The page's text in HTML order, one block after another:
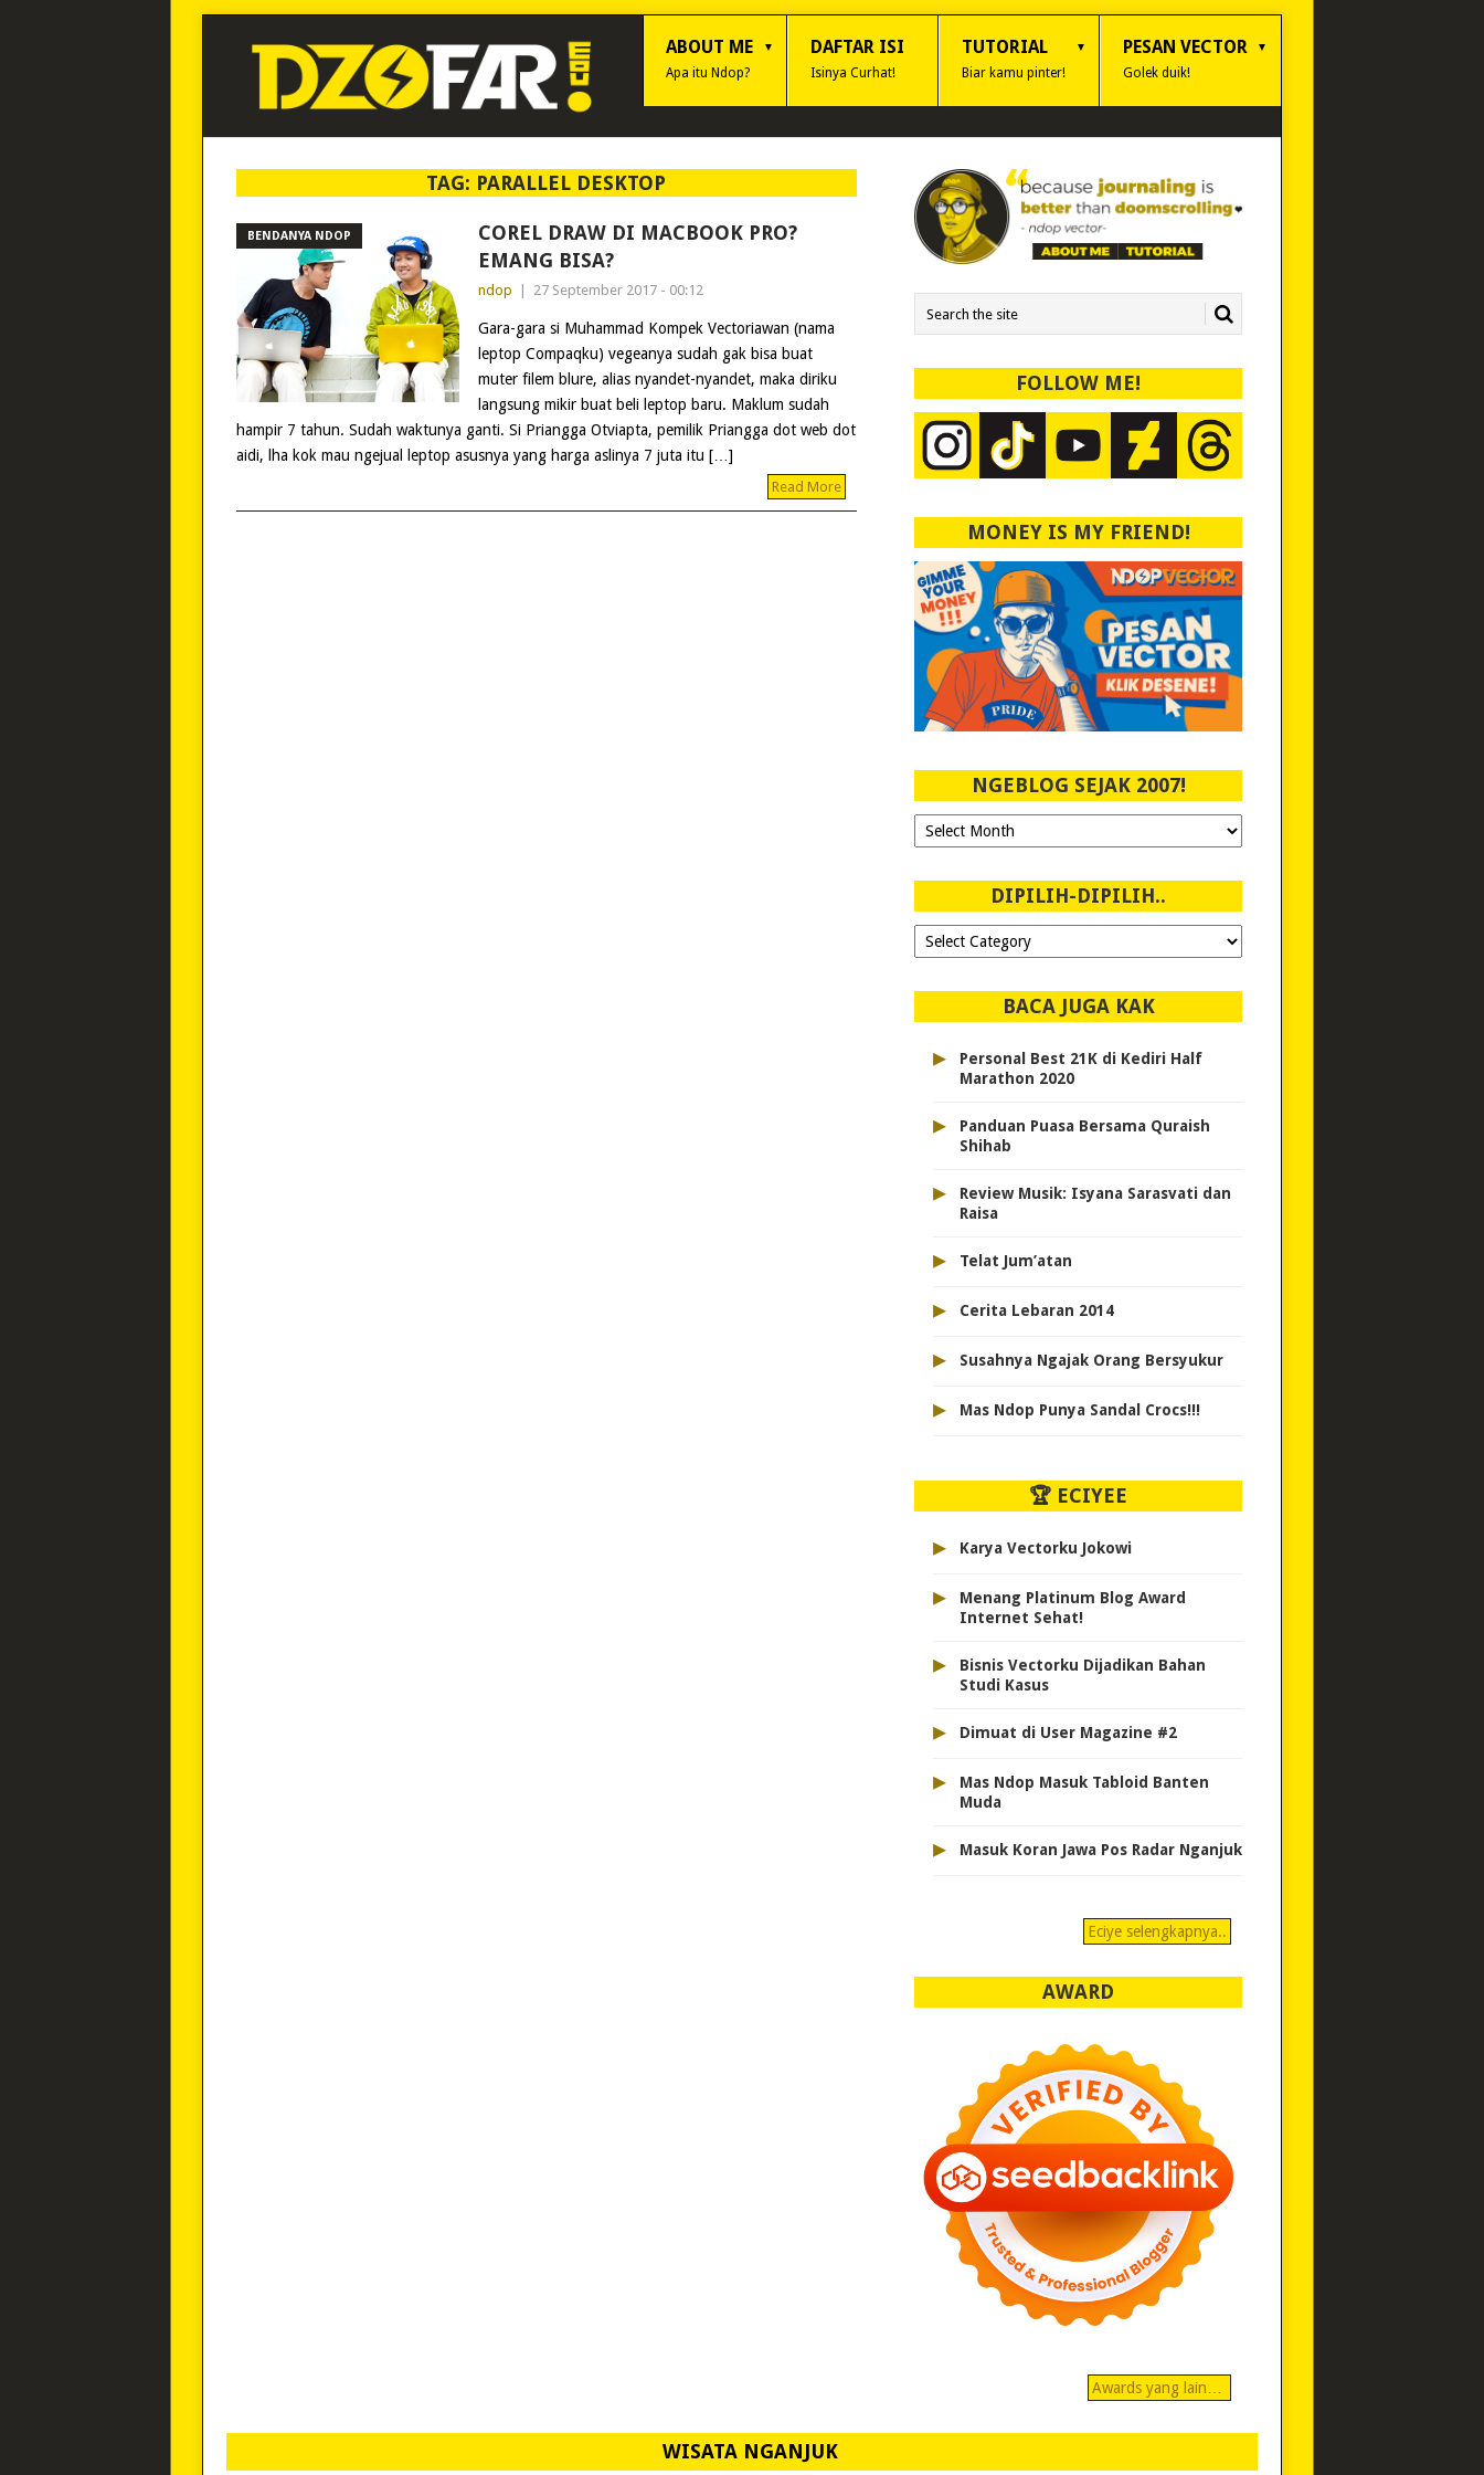
ABOUT ME
Apa itu Ndop?
DAFTAR ISI
Isinya Curhat!
TUTORIAL
Biar kamu pinter!
PESAN VECTOR
Golek duik!
TAG: PARALLEL DESKTOP
BENDANYA NDOP
COREL DRAW DI MACBOOK PRO?
EMANG BISA?
ndop 27 September 2017 - 00:12
Gara-gara si Muhammad Kompek Vectoriawan (nama
leptop Compaqku) vegeanya sudah gak bisa buat
muter filem blure, alias nyandet-nyandet, maka diriku
langsung mikir buat beli leptop baru. Maklum sudah
hampir 7 tahun. Sudah waktunya ganti. Si Priangga Otviapta, pemilik Priangga dot web dot
aidi, lha kok mau ngejual leptop asusnya yang harga aslinya 7 juta itu […]
Read More
FOLLOW ME!
MONEY IS MY FRIEND!
NGEBLOG SEJAK 2007!
Ngeblog
Sejak
DIPILIH-DIPILIH..
Dipilih-
dipilih..
BACA JUGA KAK
▸
Personal Best 21K di Kediri Half
Marathon 2020
▸
Panduan Puasa Bersama Quraish
Shihab
▸
Review Musik: Isyana Sarasvati dan
Raisa
▸ Telat Jum’atan
▸ Cerita Lebaran 2014
▸ Susahnya Ngajak Orang Bersyukur
▸ Mas Ndop Punya Sandal Crocs!!!
🏆 ECIYEE
▸ Karya Vectorku Jokowi
▸
Menang Platinum Blog Award
Internet Sehat!
▸
Bisnis Vectorku Dijadikan Bahan
Studi Kasus
▸ Dimuat di User Magazine #2
▸
Mas Ndop Masuk Tabloid Banten
Muda
▸ Masuk Koran Jawa Pos Radar Nganjuk
Eciye selengkapnya..
AWARD
Awards yang lain…
WISATA NGANJUK